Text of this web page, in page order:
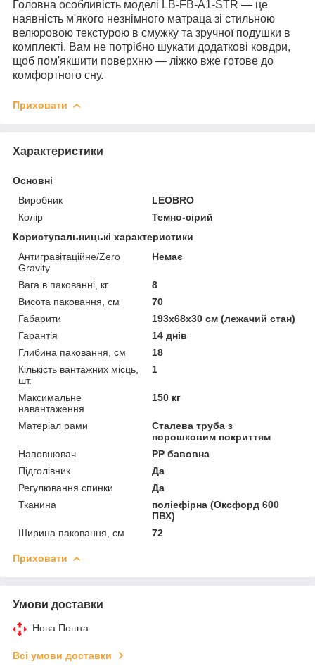
Головна особливість моделі LB-FB-A1-STR — це
наявність м'якого незнімного матраца зі стильною
велюровою текстурою в смужку та зручної подушки в
комплекті. Вам не потрібно шукати додаткові ковдри,
щоб пом'якшити поверхню — ліжко вже готове до
комфортного сну.
Приховати
Характеристики
Основні
Виробник
LEOBRO
Колір
Темно-сірий
Користувальницькі характеристики
Антигравітаційне/Zero
Gravity
Немає
Вага в пакованні, кг
8
Висота паковання, см
70
Габарити
193х68х30 см (лежачий стан)
Гарантія
14 днів
Глибина паковання, см
18
Кількість вантажних місць,
шт.
1
Максимальне
навантаження
150 кг
Матеріал рами
Сталева труба з
порошковим покриттям
Наповнювач
PP бавовна
Підголівник
Да
Регулювання спинки
Да
Тканина
поліефірна (Оксфорд 600
ПВХ)
Ширина паковання, см
72
Приховати
Умови доставки
Нова Пошта
Всі умови доставки